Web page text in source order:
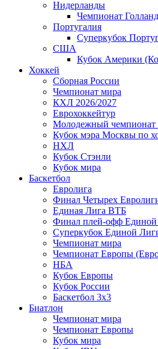
Нидерланды
Чемпионат
Португалия
Суперкубок
США
Кубок Америки
Хоккей
Сборная России
Чемпионат мира
КХЛ 2026/2027
Еврохоккейтур
Молодежный чемпионат
Кубок мэра Москвы по
НХЛ
Кубок Стэнли
Кубок мира
Баскетбол
Евролига
Финал Четырех
Единая Лига ВТБ
Финал плей-офф
Суперкубок Единой
Чемпионат мира
Чемпионат Европы
НБА
Кубок Европы
Кубок России
Баскетбол 3х3
Биатлон
Чемпионат мира
Чемпионат Европы
Кубок мира